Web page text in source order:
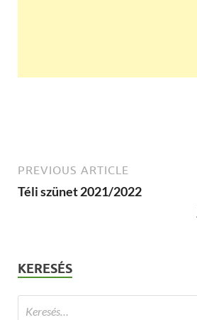
PREVIOUS ARTICLE
Téli szünet 2021/2022
KERESÉS